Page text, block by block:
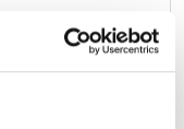
bei Puderbach